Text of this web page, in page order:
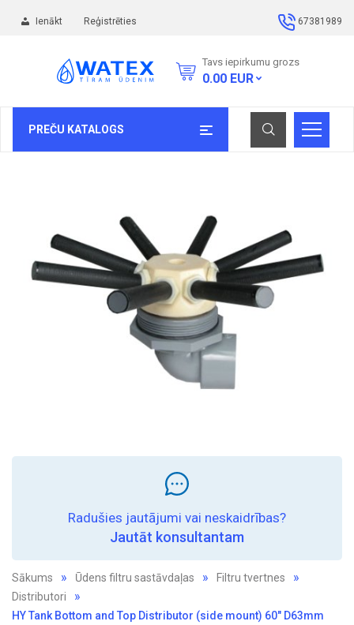
Ienākt Reģistrēties 67381989
Tavs iepirkumu grozs
0.00 EUR
PREČU KATALOGS
Radušies jautājumi vai neskaidrības?
Jautāt konsultantam
Sākums Ūdens filtru sastāvdaļas
Filtru tvertnes
Distributori
HY Tank Bottom and Top Distributor (side mount) 60" D63mm